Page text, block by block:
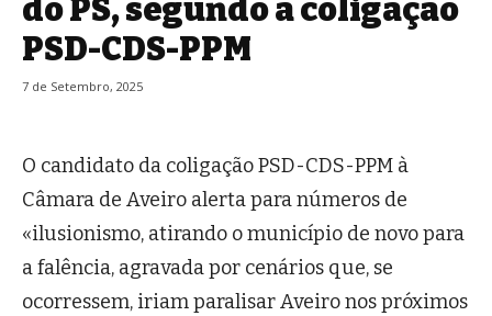
do PS, segundo a coligação
PSD-CDS-PPM
7 de Setembro, 2025
O candidato da coligação PSD-CDS-PPM à
Câmara de Aveiro alerta para números de
«ilusionismo, atirando o município de novo para
a falência, agravada por cenários que, se
ocorressem, iriam paralisar Aveiro nos próximos